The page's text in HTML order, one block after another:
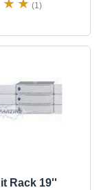
(1)
Rack 19''